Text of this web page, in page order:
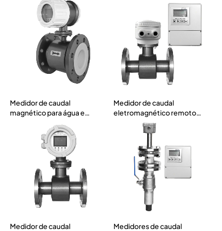
Medidor de caudal
magnético para água e
águas residuais (MTF-W)
Medidor de caudal
eletromagnético remoto
(MTF-F-200)
Medidor de caudal Medidores de caudal